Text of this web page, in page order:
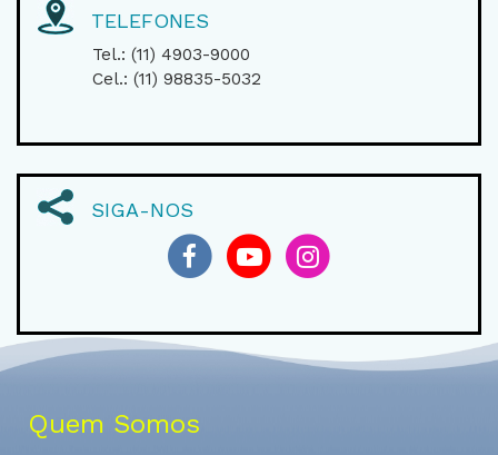
TELEFONES
Tel.: (11) 4903-9000
Cel.: (11) 98835-5032
SIGA-NOS
Quem Somos